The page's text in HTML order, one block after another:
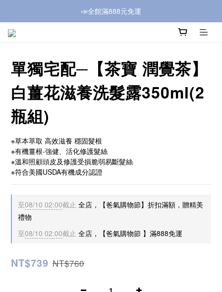
📣全館滿888元免運
單獨宅配─【茶寶 潤覺茶】
白薑花滋養洗髮露350ml(2
瓶組)
※草本萃取 高效滋養 穩固髮根
※有機薑根-強健、活化修護髮絲
※溫和照顧頭皮及修護受損脆弱易斷髮絲
※符合美國USDA有機成分認證
至08/10 02:00截止 全店，【爸氣購物節】折扣滿額，贈精美
禮物
至08/10 02:00截止 全店，【爸氣購物節 】滿888免運
NT$739 NT$760